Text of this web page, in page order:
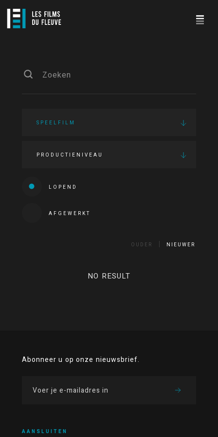
SPEELFILM
PRODUCTIENIVEAU
LOPEND
AFGEWERKT
OUDER NIEUWER
NO RESULT
Abonneer u op onze nieuwsbrief.
AANSLUITEN